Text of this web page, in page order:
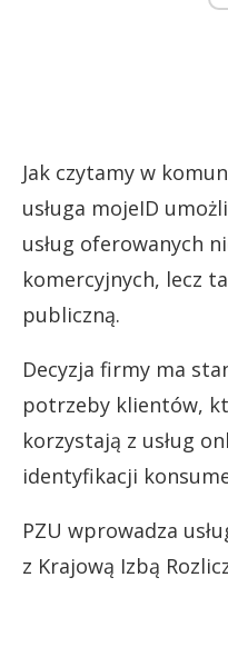
Jak czytamy w
usługa mojeID
usług oferowanych
komercyjnych, lecz
publiczną.
Decyzja firmy ma
potrzeby klientów,
korzystają z usług
identyfikacji
PZU wprowadza
z Krajową Izbą